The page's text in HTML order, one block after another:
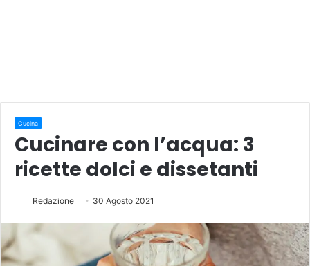
Cucina
Cucinare con l’acqua: 3
ricette dolci e dissetanti
Redazione 30 Agosto 2021